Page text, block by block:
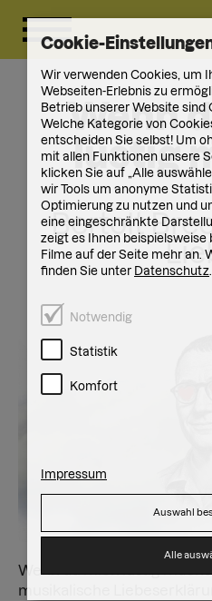
Wenn
lustig
Bertolt
Wenn du mich lustig
musikalische
Cookie-
Wir verwenden Cookies, um
Webseiten-Erlebnis zu
Betrieb unserer Website sind
Welche Kategorie von
entscheiden Sie selbst! Um
mit allen Funktionen unsere
klicken Sie auf „Alle
wir Tools um anonyme
Optimierung zu nutzen und
eine eingeschränkte
zeigt es Ihnen beispielsweise
Filme auf der Seite mehr an.
finden Sie unter Datenschutz.
Notwendig
Statistik
Komfort
Impressum
Auswahl
Alle